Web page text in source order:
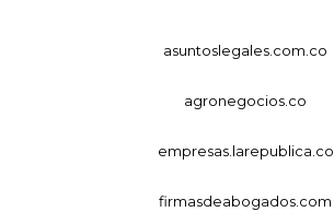
asuntoslegales.com.co
agronegocios.co
empresas.larepublica.co
firmasdeabogados.com